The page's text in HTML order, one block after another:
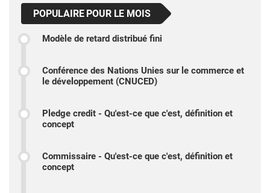
POPULAIRE POUR LE MOIS
Modèle de retard distribué fini
Conférence des Nations Unies sur le commerce et
le développement (CNUCED)
Pledge credit - Qu'est-ce que c'est, définition et
concept
Commissaire - Qu'est-ce que c'est, définition et
concept